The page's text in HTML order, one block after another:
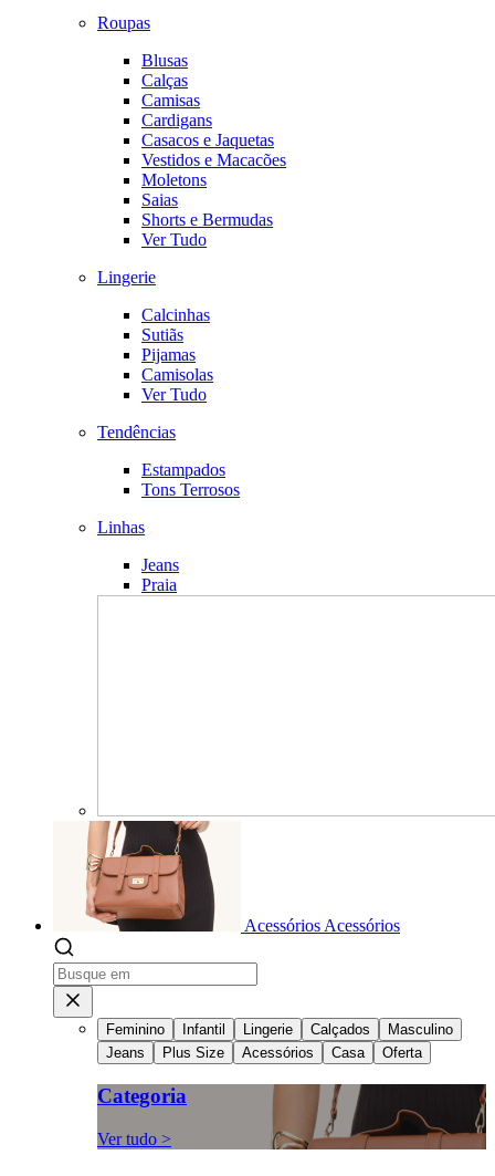
Roupas
Blusas
Calças
Camisas
Cardigans
Casacos e Jaquetas
Vestidos e Macacões
Moletons
Saias
Shorts e Bermudas
Ver Tudo
Lingerie
Calcinhas
Sutiãs
Pijamas
Camisolas
Ver Tudo
Tendências
Estampados
Tons Terrosos
Linhas
Jeans
Praia
Acessórios Acessórios
Feminino Infantil Lingerie Calçados
Masculino
Jeans
Plus Size Acessórios Casa Oferta
Categoria
Ver tudo >